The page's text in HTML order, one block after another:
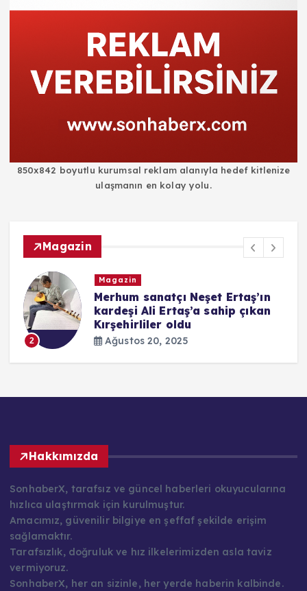
850x842 boyutlu kurumsal reklam alanıyla hedef kitlenize
ulaşmanın en kolay yolu.
Magazin
2
Magazin
Merhum sanatçı Neşet Ertaş’ın
kardeşi Ali Ertaş’a sahip çıkan
Kırşehirliler oldu
Ağustos 20, 2025
Hakkımızda
SonhaberX, tarafsız ve güncel haberleri okuyucularına
hızlıca ulaştırmak için kurulmuştur.
Amacımız, güvenilir bilgiye en şeffaf şekilde erişim
sağlamaktır.
Tarafsızlık, doğruluk ve hız ilkelerimizden asla taviz
vermiyoruz.
SonhaberX, her an sizinle, her yerde haberin kalbinde.